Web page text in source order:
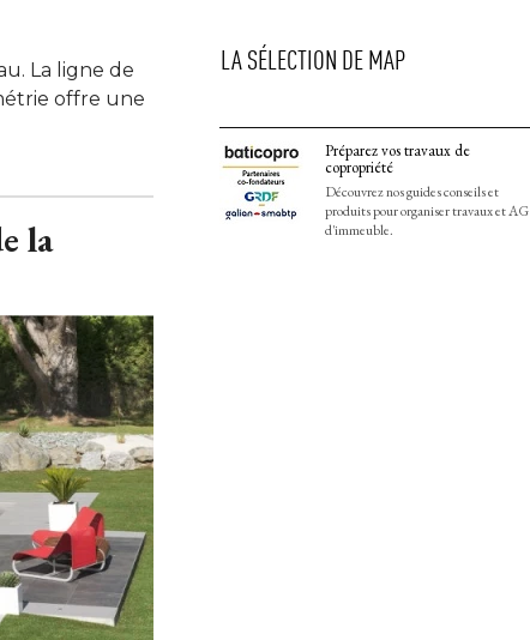
La ligne de
offre une
la
LA SÉLECTION DE MAP
Préparez vos travaux de
copropriété
Découvrez nos guides conseils et
produits pour organiser travaux et AG
d'immeuble.